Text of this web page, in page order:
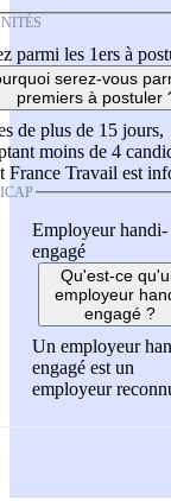
parmi les 1ers à
serez-vous
premiers à postuler
de plus de 15 jours,
moins de 4
France Travail est
Employeur handi-
engagé
Qu'est-ce
employeur
engagé ?
Un employeur
engagé est un
employeur